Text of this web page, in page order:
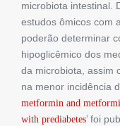
microbiota intestinal.
estudos ômicos com
poderão determinar
hipoglicêmico dos
da microbiota, assim
na menor incidência
metformin and
with prediabetes’ foi